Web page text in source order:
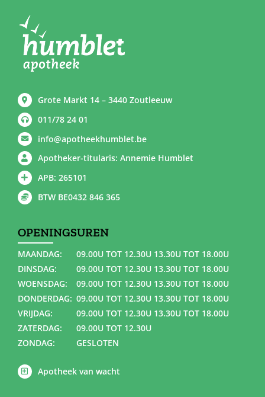
Grote Markt 14 – 3440 Zoutleeuw
011/78 24 01
info@apotheekhumblet.be
Apotheker-titularis: Annemie Humblet
APB: 265101
BTW BE0432 846 365
OPENINGSUREN
MAANDAG:
09.00U TOT 12.30U 13.30U TOT 18.00U
DINSDAG:
09.00U TOT 12.30U 13.30U TOT 18.00U
WOENSDAG:
09.00U TOT 12.30U 13.30U TOT 18.00U
DONDERDAG: 09.00U TOT 12.30U 13.30U TOT 18.00U
VRIJDAG:
09.00U TOT 12.30U 13.30U TOT 18.00U
ZATERDAG:
09.00U TOT 12.30U
ZONDAG:
GESLOTEN
Apotheek van wacht